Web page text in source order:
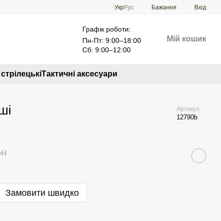
УкрРус Бажання Вхід
Графік роботи:
Пн-Пт: 9:00–18:00
Сб: 9:00–12:00
Мій кошик
Тактичні аксесуари
Артикул
12790b
Замовити швидко